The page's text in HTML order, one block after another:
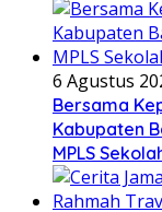
6 Agustus
Bersama
Kabupaten
MPLS